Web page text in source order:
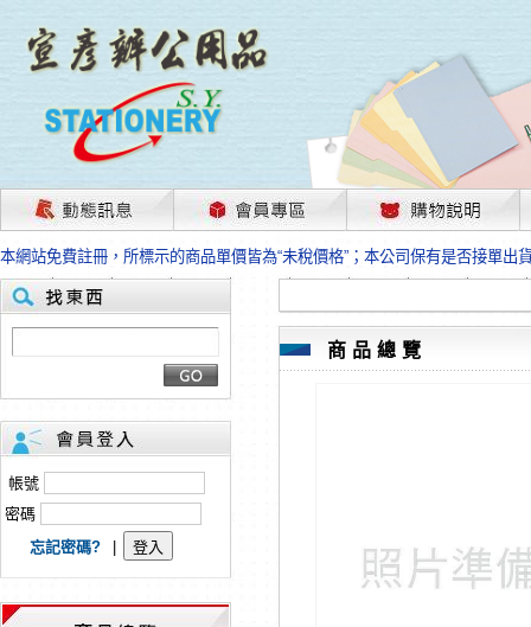
茲因國際情勢變化石油及塑化原物料波動漲幅甚大，部份上游供應商已採取
本網站免費註冊，所標示的商品單價皆為“未稅價格”；本公司保有是否接單出
HP、EPSON、CANON原廠耗材價格浮動，下單前請先跟客服人員確認最新
本網站免費註冊，所標示的商品單價皆為“未稅價格”；本公司保有是否接單出
匯款客戶請注意！因商品繁複來不及發現短缺，遂待客服人員跟您確認訂單
本網站免費註冊，所標示的商品單價皆為“未稅價格”；本公司保有是否接單出
茲因國際情勢變化石油及塑化原物料波動漲幅甚大，部份上游供應商已採取
本網站免費註冊，所標示的商品單價皆為“未稅價格”；本公司保有是否接單出
HP、EPSON、CANON原廠耗材價格浮動，下單前請先跟客服人員確認最新
本網站免費註冊，所標示的商品單價皆為“未稅價格”；本公司保有是否接單出
匯款客戶請注意！因商品繁複來不及發現短缺，遂待客服人員跟您確認訂單
本網站免費註冊，所標示的商品單價皆為“未稅價格”；本公司保有是否接單出
帳號
密碼
忘記密碼?
商品總覽